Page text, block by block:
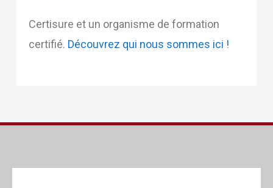
Certisure et un organisme de formation
certifié. Découvrez qui nous sommes ici !